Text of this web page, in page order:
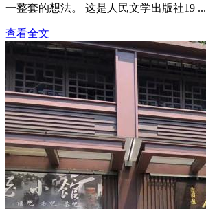
一整套的想法。 这是人民文学出版社19 ...
查看全文